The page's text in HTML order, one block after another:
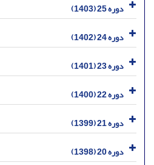
دوره 25 (1403)
دوره 24 (1402)
دوره 23 (1401)
دوره 22 (1400)
دوره 21 (1399)
دوره 20 (1398)